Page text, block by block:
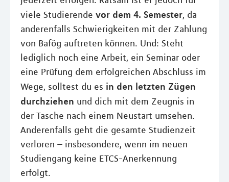
viele Studierende vor dem 4. Semester, da
anderenfalls Schwierigkeiten mit der Zahlung
von Bafög auftreten können. Und: Steht
lediglich noch eine Arbeit, ein Seminar oder
eine Prüfung dem erfolgreichen Abschluss im
Wege, solltest du es in den letzten Zügen
durchziehen und dich mit dem Zeugnis in
der Tasche nach einem Neustart umsehen.
Anderenfalls geht die gesamte Studienzeit
verloren – insbesondere, wenn im neuen
Studiengang keine ETCS-Anerkennung
erfolgt.